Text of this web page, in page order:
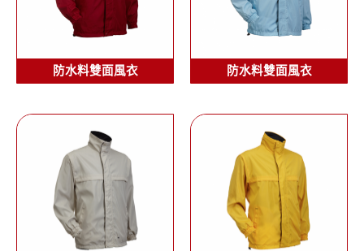
防水料雙面風衣 防水料雙面風衣